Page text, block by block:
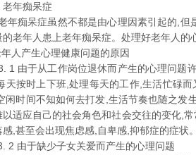
老年痴呆症
痴呆症虽然不都是由心理因素引起的,但
的老年人患上老年痴呆症。处理好老年人的
人产生心理健康问题的原因
由于从工作岗位退休而产生的心理问题
天按时上下班,处理每天的工作,生活忙碌
闲时间不知如何去打发,生活节奏也随之发
以适应自己的社会角色和社会交往的变化,
感,甚至会出现焦虑感,自卑感,抑郁症的症状。
由于缺少子女关爱而产生的心理问题